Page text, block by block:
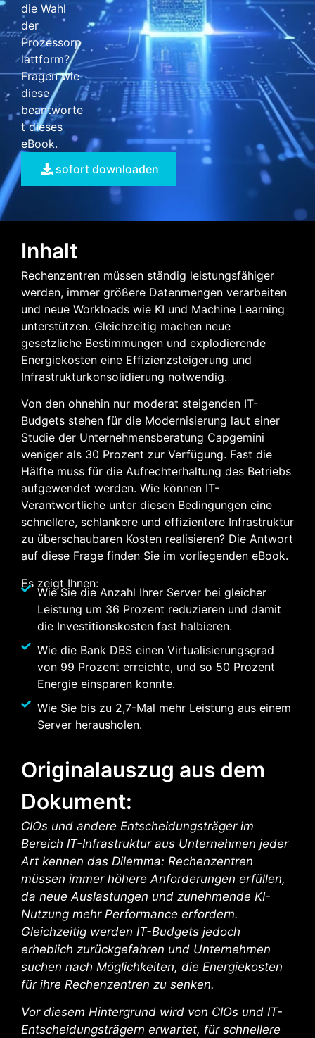
die Wahl
der
Prozessorp
lattform?
Fragen wie
diese
beantworte
t dieses
eBook.
sofort downloaden
Inhalt
Rechenzentren müssen ständig leistungsfähiger
werden, immer größere Datenmengen verarbeiten
und neue Workloads wie KI und Machine Learning
unterstützen. Gleichzeitig machen neue
gesetzliche Bestimmungen und explodierende
Energiekosten eine Effizienzsteigerung und
Infrastrukturkonsolidierung notwendig.
Von den ohnehin nur moderat steigenden IT-
Budgets stehen für die Modernisierung laut einer
Studie der Unternehmensberatung Capgemini
weniger als 30 Prozent zur Verfügung. Fast die
Hälfte muss für die Aufrechterhaltung des Betriebs
aufgewendet werden. Wie können IT-
Verantwortliche unter diesen Bedingungen eine
schnellere, schlankere und effizientere Infrastruktur
zu überschaubaren Kosten realisieren? Die Antwort
auf diese Frage finden Sie im vorliegenden eBook.
Es zeigt Ihnen:
Wie Sie die Anzahl Ihrer Server bei gleicher
Leistung um 36 Prozent reduzieren und damit
die Investitionskosten fast halbieren.
Wie die Bank DBS einen Virtualisierungsgrad
von 99 Prozent erreichte, und so 50 Prozent
Energie einsparen konnte.
Wie Sie bis zu 2,7-Mal mehr Leistung aus einem
Server herausholen.
Originalauszug aus dem
Dokument:
CIOs und andere Entscheidungsträger im
Bereich IT-Infrastruktur aus Unternehmen jeder
Art kennen das Dilemma: Rechenzentren
müssen immer höhere Anforderungen erfüllen,
da neue Auslastungen und zunehmende KI-
Nutzung mehr Performance erfordern.
Gleichzeitig werden IT-Budgets jedoch
erheblich zurückgefahren und Unternehmen
suchen nach Möglichkeiten, die Energiekosten
für ihre Rechenzentren zu senken.
Vor diesem Hintergrund wird von CIOs und IT-
Entscheidungsträgern erwartet, für schnellere